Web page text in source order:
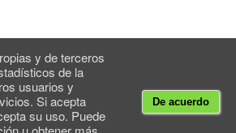
2026
Newsletter Advertencia legal
y de terceros
de la
usuarios y
Si acepta
su uso. Puede
De acuerdo